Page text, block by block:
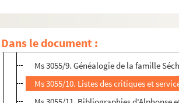
Dans le document :
Ms 3055/6. Dossier Jean-Baptiste
Ms 3055/7. Société J. K. Huysmans
Ms 3055/8. Photographies
Ms 3055/9. Généalogie de la famille
Ms 3055/10. Listes des critiques et